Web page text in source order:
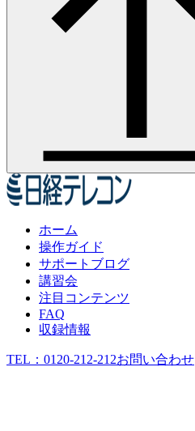
ホーム
操作ガイド
サポートブログ
講習会
注目コンテンツ
FAQ
収録情報
TEL： 0120-212-212お問い合わせ